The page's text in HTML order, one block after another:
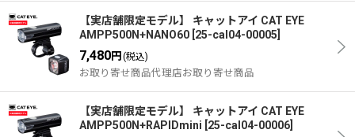
【実店舗限定モデル】 キャットアイ CAT EYE
AMPP500N+NANO60 25-cal04-00005
7,480円 (税込)
お取り寄せ商品代理店お取り寄せ商品
【実店舗限定モデル】 キャットアイ CAT EYE
AMPP500N+RAPIDmini 25-cal04-00006